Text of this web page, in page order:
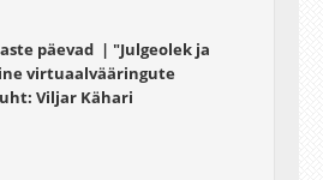
päevad | "Julgeolek ja
virtuaalvääringute
Viljar Kähari